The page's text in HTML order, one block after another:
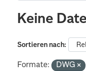
Keine
Sortieren nach
Formate: DWG